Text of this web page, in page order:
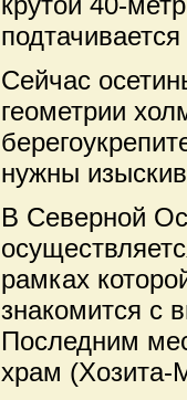
Сейчас
геометрии
нужны
В Северной
рамках
знакомится с
Последним
храм (Хозита-